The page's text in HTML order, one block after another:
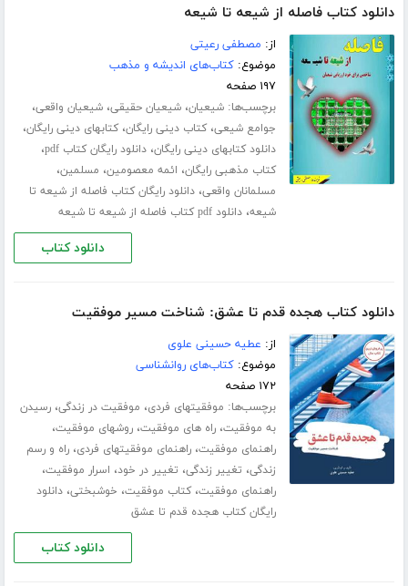
دانلود کتاب فاصله از شیعه تا شیعه
از: مصطفی رعیتی
موضوع:کتاب‌های اندیشه و مذهب
۱۹۷ صفحه
برچسب‌ها:شیعیان،شیعیان حقیقی،شیعیان واقعی،
جوامع شیعی،کتاب دینی رایگان،کتابهای دینی رایگان،
دانلود کتابهای دینی رایگان،دانلود رایگان کتاب pdf ،
کتاب مذهبی رایگان، ائمه معصومین، مسلمین،
مسلمانان واقعی،دانلود رایگان کتاب فاصله از شیعه تا
شیعه،دانلود pdf کتاب فاصله از شیعه تا شیعه
دانلود کتاب
دانلود کتاب هجده قدم تا عشق: شناخت مسیر موفقیت
از: عطیه حسینی علوی
موضوع:کتاب‌های روانشناسی
۱۷۲ صفحه
برچسب‌ها: موفقیتهای فردی، موفقیت در زندگی،رسیدن
به موفقیت،راه های موفقیت،روشهای موفقیت،
راهنمای موفقیت،راهنمای موفقیتهای فردی،راه و رسم
زندگی، تغییر زندگی، تغییر در خود، اسرار موفقیت،
راهنمای موفقیت،کتاب موفقیت، خوشبختی،دانلود
رایگان کتاب هجده قدم تا عشق
دانلود کتاب